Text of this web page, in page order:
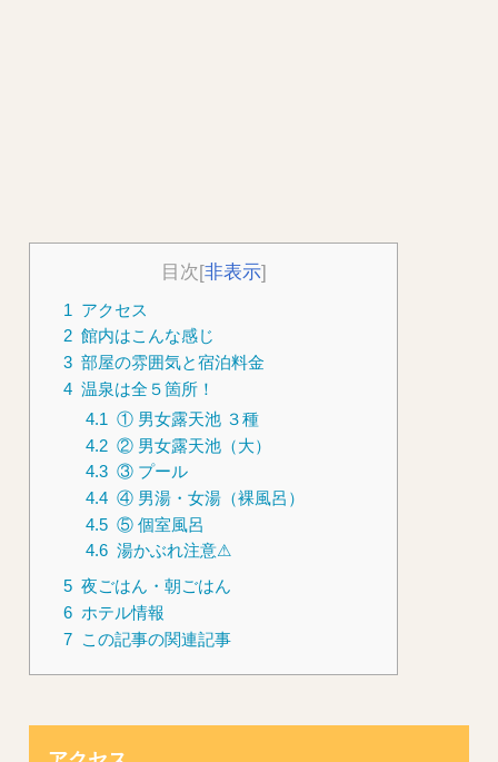
目次 [非表示]
1
アクセス
2 館内はこんな感じ
3 部屋の雰囲気と宿泊料金
4 温泉は全５箇所！
4.1 ① 男女露天池 ３種
4.2 ② 男女露天池（大）
4.3 ③ プール
4.4 ④ 男湯・女湯（裸風呂）
4.5 ⑤ 個室風呂
4.6 湯かぶれ注意⚠
5 夜ごはん・朝ごはん
6 ホテル情報
7
この記事の関連記事